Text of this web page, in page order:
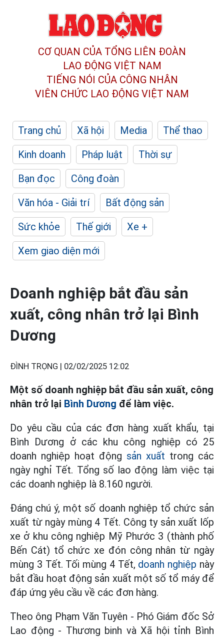
CƠ QUAN CỦA TỔNG LIÊN ĐOÀN
LAO ĐỘNG VIỆT NAM
TIẾNG NÓI CỦA CÔNG NHÂN
VIÊN CHỨC LAO ĐỘNG VIỆT NAM
Trang chủ Xã hội Media
Thể thao
Kinh doanh
Pháp luật
Thời sự
Bạn đọc
Công đoàn
Văn hóa - Giải trí
Bất động sản
Sức khỏe
Thế giới
Xe +
Xem giao diện mới
Doanh nghiệp bắt đầu sản
xuất, công nhân trở lại Bình
Dương
ĐÌNH TRỌNG | 02/02/2025 12:02
Một số doanh nghiệp bắt đầu sản xuất, công
nhân trở lại Bình Dương để làm việc.
Do yêu cầu của các đơn hàng xuất khẩu, tại
Bình Dương ở các khu công nghiệp có 25
doanh nghiệp hoạt động sản xuất trong các
ngày nghỉ Tết. Tổng số lao động làm việc tại
các doanh nghiệp là 8.160 người.
Đáng chú ý, một số doanh nghiệp tổ chức sản
xuất từ ngày mùng 4 Tết. Công ty sản xuất lốp
xe ở khu công nghiệp Mỹ Phước 3 (thành phố
Bến Cát) tổ chức xe đón công nhân từ ngày
mùng 3 Tết. Tối mùng 4 Tết, doanh nghiệp này
bắt đầu hoạt động sản xuất một số tổ máy để
đáp ứng yêu cầu về các đơn hàng.
Theo ông Phạm Văn Tuyên - Phó Giám đốc Sở
Lao động - Thương binh và Xã hội tỉnh Bình